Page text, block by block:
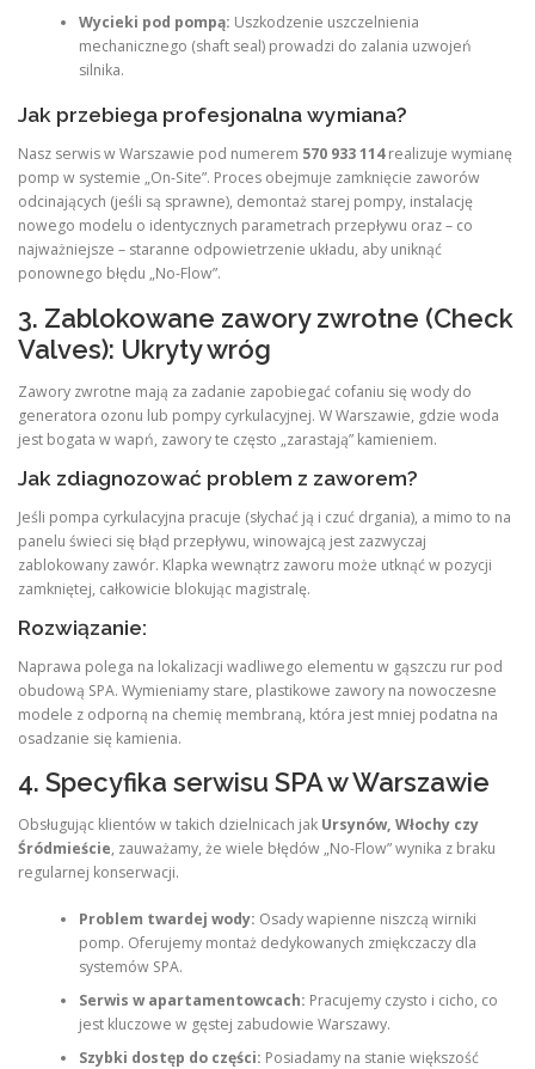
Wycieki pod pompą: Uszkodzenie uszczelnienia
mechanicznego (shaft seal) prowadzi do zalania uzwojeń
silnika.
Jak przebiega profesjonalna wymiana?
Nasz serwis w Warszawie pod numerem 570 933 114realizuje wymianę
pomp w systemie „On-Site”. Proces obejmuje zamknięcie zaworów
odcinających (jeśli są sprawne), demontaż starej pompy, instalację
nowego modelu o identycznych parametrach przepływu oraz – co
najważniejsze – staranne odpowietrzenie układu, aby uniknąć
ponownego błędu „No-Flow”.
3. Zablokowane zawory zwrotne (Check
Valves): Ukryty wróg
Zawory zwrotne mają za zadanie zapobiegać cofaniu się wody do
generatora ozonu lub pompy cyrkulacyjnej. W Warszawie, gdzie woda
jest bogata w wapń, zawory te często „zarastają” kamieniem.
Jak zdiagnozować problem z zaworem?
Jeśli pompa cyrkulacyjna pracuje (słychać ją i czuć drgania), a mimo to na
panelu świeci się błąd przepływu, winowajcą jest zazwyczaj
zablokowany zawór. Klapka wewnątrz zaworu może utknąć w pozycji
zamkniętej, całkowicie blokując magistralę.
Rozwiązanie:
Naprawa polega na lokalizacji wadliwego elementu w gąszczu rur pod
obudową SPA. Wymieniamy stare, plastikowe zawory na nowoczesne
modele z odporną na chemię membraną, która jest mniej podatna na
osadzanie się kamienia.
4. Specyfika serwisu SPA w Warszawie
Obsługując klientów w takich dzielnicach jak Ursynów, Włochy czy
Śródmieście, zauważamy, że wiele błędów „No-Flow” wynika z braku
regularnej konserwacji.
Problem twardej wody: Osady wapienne niszczą wirniki
pomp. Oferujemy montaż dedykowanych zmiękczaczy dla
systemów SPA.
Serwis w apartamentowcach: Pracujemy czysto i cicho, co
jest kluczowe w gęstej zabudowie Warszawy.
Szybki dostęp do części: Posiadamy na stanie większość